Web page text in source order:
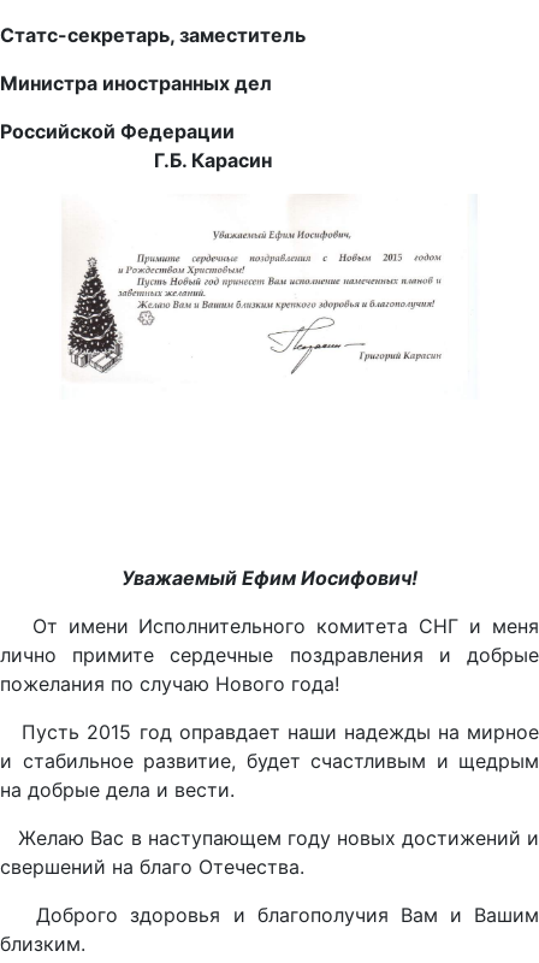
Статс-секретарь, заместитель
Министра иностранных дел
Российской Федерации
Г.Б. Карасин
Уважаемый Ефим Иосифович!
От имени Исполнительного комитета СНГ и меня
лично примите сердечные поздравления и добрые
пожелания по случаю Нового года!
Пусть 2015 год оправдает наши надежды на мирное
и стабильное развитие, будет счастливым и щедрым
на добрые дела и вести.
Желаю Вас в наступающем году новых достижений и
свершений на благо Отечества.
Доброго здоровья и благополучия Вам и Вашим
близким.